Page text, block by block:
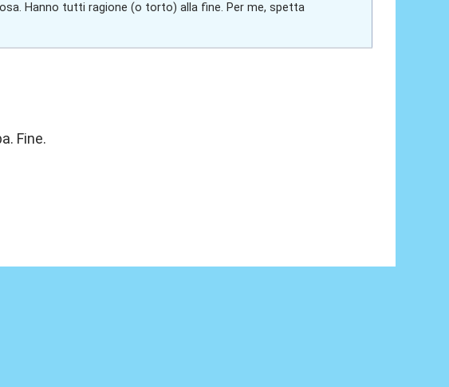
Hanno tutti ragione (o torto) alla fine. Per me, spetta
Fine.